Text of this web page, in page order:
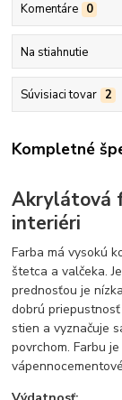
Komentáre 0
Na stiahnutie
Súvisiaci tovar 2
Kompletné
Akrylátová
interiéri
Farba má vysokú
štetca a valčeka.
prednosťou je
dobrú
stien a vyznačuje
povrchom. Farbu